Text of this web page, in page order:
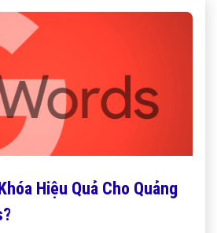
Hiệu Quả Cho Quảng